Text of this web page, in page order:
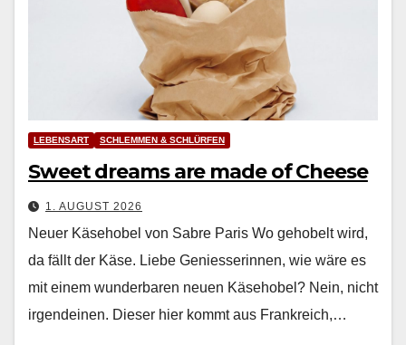
LEBENSART SCHLEMMEN & SCHLÜRFEN
Sweet dreams are made of Cheese
1. AUGUST 2026
Neuer Käsehobel von Sabre Paris Wo geho­belt wird,
da fällt der Käse. Liebe Geniesserin­nen, wie wäre es
mit einem wun­der­baren neuen Käse­ho­bel? Nein, nicht
irgen­deinen. Dieser hier kommt aus Frankre­ich,…